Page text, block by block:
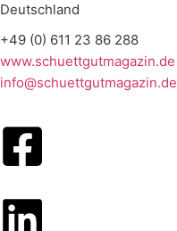
Deutschland
+49 (0) 611 23 86 288
www.schuettgutmagazin.de
info@schuettgutmagazin.de